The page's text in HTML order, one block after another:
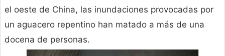
el oeste de China, las inundaciones provocadas por
un aguacero repentino han matado a más de una
docena de personas.